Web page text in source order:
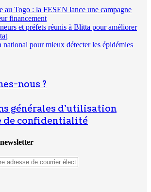
au Togo : la FESEN lance une campagne
financement
et préfets réunis à Blitta pour améliorer
national pour mieux détecter les épidémies
nous ?
générales d’utilisation
de confidentialité